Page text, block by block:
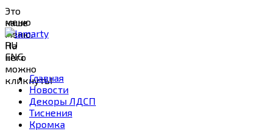
Это
наше
меню.
На
него
можно
кликнуть!
меню
RU
ENG
Главная
Новости
Декоры ЛДСП
Тиснения
Кромка